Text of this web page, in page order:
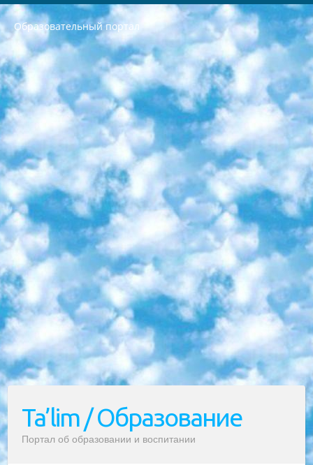
Образовательный портал
РЕСПУБЛИКА УЗБЕКИСТАН МИНИСТРЕРСТВО ДОШКОЛЬНОГО И ШКОЛЬНОГО ОБРАЗОВАНИЯ КОМАНДА в общеобразовательных учреждениях в 2023-2024 учебном году организация и проведение итоговой государственной аттестации обучающихся о Министра дошкольного и школьного образования Республики Узбекистан от 4 марта 2008 года (постановлением Минюста от 20 марта 2008 года № 1778 государственной регистрации) «Итоговое состояние учащихся общего среднего образования на основании положения об утверждении положения об аттестации общего среднего образования выпускной экзамен студентов в образовательных учреждениях в 2023-2024 учебном году В целях организации и прохождения аттестации приказываю: 1. Следующее: перечень предметов, по которым будет проводиться итоговая государственная аттестация и экзамен формы перевода согласно приложению 1; сертификаты международного образца, оценивающие уровень владения иностранными языками перечень согласно приложению 2; 2. Педагогический при специализированных образовательных учреждениях. научно-практический центр квалификации и международной оценки (Д.Давидова) 2024 г. До 25 марта: задания по предметам, по которым будет проводиться итоговая аттестация разработка и утверждение технических условий; итоговая аттестация на основании разработанного предметного задания разработка вопросов по предметам (устно и письменно), экзамен передача; общеобразовательные средние школы и специальные учебные заведения учащиеся выпускных классов школ и интернатов в агентской системе подготовка базы данных экзаменационных материалов и критериев оценки; перевод базы экзаменационных материалов на все языки обучения подать в Республиканский образовательный центр для изготовления; варианты экзаменов на основе разработанных контрольных материалов пусть будут поставлены задачи формирования. 3. Республиканский образовательный центр (Ш.Худайкулов) до 5 апреля 2024 года. до: база данных предоставленных экзаменационных материалов на все языки обучения перевод и экспертиза; для слепых, слабовидящих, глухих, слабослышащих и умственно отсталых детей учащиеся выпускных классов специализированных школ и школ-интернатов база данных экзаменационных материалов на всех преподаваемых языках подготовка критериев оценки; специализированные школы для умственно отсталых детей и технологии для учащихся выпускных классов школ-интернатов разработка соответствующих рекомендаций и критериев проведения ЕГЭ по естествознанию давать задания. 4. Педагогический при специализированных образовательных учреждениях. Научно-практический центр навыков и международной оценки (Д.Давидова), Республика образовательный центр (Худайкулов Ш.) итоговый государственный аттестационный экзамен ориентирован на творческое и логическое мышление при подготовке базы материалов учитывать введение заданий. 5. Следует отметить, что: сертификат государственного образца о знании общеобразовательного предмета и как минимум национальный уровень B1 по предметам на иностранных языках, указанным в Приложении 2. или международно признанный сертификат эквивалентного уровня студенты, изучающие определенный предмет, освобождаются от экзамена; по соответствующим предметам запланирована итоговая государственная аттестация за день до дня, путем жеребьевки Рабочей группой (в письменной форме по предметам, проводимым в форме) из числа сформированных вариантов выбрано 2 варианта; 2 выбранных варианта экзамена анонсированы на официальном сайте министерства и все выпускники по всей стране на основе этих вариантов проводит итоговую государственную аттестацию. 6. Государственное образование учащихся средних общеобразовательных учреждений. знания в соответствии с квалификационными требованиями, которые необходимо приобрести на основании стандартов итоговый (выпускной) контроль для 9 и 11 классов в целях тестирования Экзамены (далее – экзамены) состоят из предметов, перечисленных в приложении 1. будет сделано. 7. Экзамены пройдут с 26 мая по 15 июня 2024 г. (кроме науки физического воспитания). 8. Физическая для учащихся 9 классов общесредних образовательных учреждений. Экзамены по предмету «Образование, квалификация медицина» 1-6 мая 2024 года. сотрудники перевести под присмотр (с отклонениями в физическом или умственном развитии) специализированная школа для детей, школы-интернаты и со сколиозом школы-интернаты санаторного типа для больных детей исключены). 9. Он был слепым, слабовидящим и имел нарушения опорно-двигательного аппарата. экзамены в специализированных школах и интернатах для детей должны проводиться исходя из требований, предъявляемых к общеобразовательным учреждениям (физкультура кроме науки). 10. Специализированная школа для глухих и слабослышащих детей. и экзамены в интернатах и быть реализован в виде письменного теста по математике. 11. Специальность для умственно отсталых детей. Для 9 класса Родной язык и литературное письмо Государственный язык (язык обучения – узбекский). для неклассов) написано Математическое письмо Письменная/устная история Узбекистана Физическое воспитание практично Итоговый контроль Для 11 класса Написание родного языка и литературы (эссе) Математическое письмо Узбекский язык (обучение на узбекском языке) не посещающее общее среднее образование для учреждений)/Образовательное учреждение выбор письменный и устный Иностранный язык письменный/устный Письменная/устная история Узбекистана *По выбору студента:  Химия  Физика  Основы государственного права  География 10 бесплатных образовательных ресурсов - Мы составили подборку онлайн-проектов с интерактивными упражнениями, видеолекциями и статьями. Они помогут вам обрести новые и освежить старые знания бесплатно. 1. «ИНТУИТ» Старейшая образовательная площадка Рунета. Здесь вы найдёте сотни текстовых и видеокурсов на десятки различных тем — от программирования до психологии. Многие курсы подготовлены российскими университетами и крупными международными компаниями вроде Intel и Microsoft. Самостоятельное обучение бесплатное, но желающие могут оплатить услуги персональных наставников. 2. «Смартия» знакомит с актуальными профессиями и подсказывает, как им обучаться. Выбрав заинтересовавшую вас специальность — SMM-специалист, фотограф, веб-дизайнер или другую, — увидите список необходимых для неё умений. Чтобы вы могли освоить их самостоятельно, для каждого умения площадка отображает подборку ссылок на учебные материалы. Хотя «Смартия» ориентируется на русскоязычную аудиторию, часть контента всё же доступна только на английском. 3. «Лекторий Физтеха» Проект Московского физико-технического института (Физтеха). С его помощью вы можете смотреть онлайн серии лекций, записанные на видео в этом вузе. В числе доступных предметов — физика, биология, химия, информационные технологии и другие. К некоторым лекциям администрация ресурса прилагает готовые конспекты, которые можно скачивать в PDF-формате. 4. ITMOcourses Онлайн-площадка Санкт-Петербургского национального исследовательского университета информационных технологий, механики и оптики (ИТМО). Ресурс предоставляет свободный доступ к курсам, разработанным в этом вузе. Каталог материалов разбит на четыре категории: «Оптические системы и технологии», «Приборостроение и робототехника», «Информационные технологии» и «Биотехнологии». Курсы состоят из видеолекций, интерактивных демонстраций и заданий. 5. «КиберЛенинка» Электронная научная библиотека открытого доступа. Каталог площадки регулярно обрастает текстами статей из различных научных изданий. Сгруппированные по журналам и рубрикам публикации можно читать онлайн или скачивать целиком в PDF-формате. Проект нацелен на популяризацию науки за счёт открытого доступа к качественной информации. 6. «ПостНаука» На этом ресурсе публикуют подборки видеолекций, составленные экспертами из разных отраслей и объединённые общими темами. Среди них, к примеру, есть серии «Биоинформатика и геномика», «Культура средневековой Скандинавии» и Cinema Studies о теории кино. Каждая подборка лекций — логически связанная история, рассказанная экспертом от первого лица. Кроме того, на сайте появляются научно-образовательные статьи и тесты на разные темы. 7. «Newочём» Команда проекта «Newочём» отбирает самые интересные тексты из англоязычных СМИ и переводит те из них, за которые голосуют участники сообщества «ВКонтакте». По большей части это научно-популярные статьи. Редакторы придумывают лишь заголовки, в остальном содержание переводов соответствует оригиналам. Полные тексты можно читать прямо в социальной сети. 8. InternetUrok Онлайн-база материалов по основным дисциплинам школьной программы. Информация на сайте структурирована по классам, предметам и темам (урокам). Каждый урок состоит из видеолекций и конспектов. Есть также интерактивные тренажёры и тесты для закрепления пройденного материала. Даже если вы давно окончили школу, возможность повторить программу старших классов всегда может пригодиться. 9. Edutainme Ещё один ресурс об образовании. В отличие от Newtonew, как мне кажется, Edutainme больше ориентируется на представителей индустрии: педагогов, предпринимателей, разработчиков образовательных проектов. Но и любой, кто просто стремится к саморазвитию, найдёт на сайте много полезного и интересного для себя. Например, информацию о новых курсах и образовательных сервисах. 10. Newtonew Онлайн-медиа об образовании и обучении в широком смысле. Авторы Newtonew пишут об инструментах, заведениях, тактиках и стратегиях, которые помогают учить других и получать новые знания самостоятельно. На этой площадке вы найдёте новости, обзоры, аналитические мат
Ta’lim / Образование
Портал об образовании и воспитании